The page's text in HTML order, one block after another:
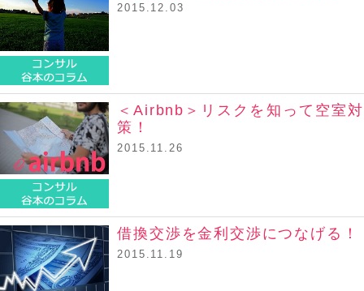
2015.12.03
＜Airbnb＞リスクを知って空室対
策！
2015.11.26
借換交渉を金利交渉につなげる！
2015.11.19